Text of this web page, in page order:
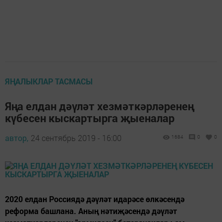
ЯҢАЛЫКЛАР ТАСМАСЫ
Яңа елдан дәүләт хезмәткәрләренең
күбесен кыскартырга җыеналар
автор, 24 сентябрь 2019 - 16:00 1684 0 0
2020 елдан Россиядә дәүләт идарәсе өлкәсендә
реформа башлана. Аның нәтиҗәсендә дәүләт